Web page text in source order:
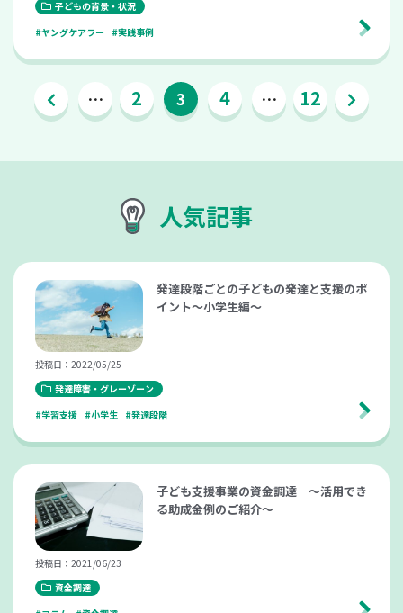
子どもの背景・状況
#ヤングケアラー
#実践事例
… 2 3 4 … 12
人気記事
発達段階ごとの子どもの発達と支援のポ
イント～小学生編～
投稿日：2022/05/25
発達障害・グレーゾーン
#学習支援
#小学生 #発達段階
子ども支援事業の資金調達 ～活用でき
る助成金例のご紹介～
投稿日：2021/06/23
資金調達